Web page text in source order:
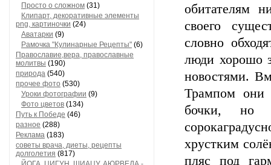
Просто о сложном (31)
Клипарт, декоративные элементы
png, картиночки (24)
Аватарки (9)
Рамочка "Кулинарные Рецепты" (6)
Православие,вера, православные
молитвы (190)
природа (540)
прочее фото (530)
Уроки фотографии (9)
Фото цветов (134)
Путь к Победе (46)
разное (288)
Реклама (183)
советы врача, диеты, рецепты
долголетия (817)
обитателям
своего
словно
люди хорошо
новостями.
Трампом они
бочки, но
хрустким
пляс под